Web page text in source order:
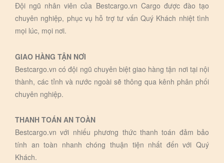
Đội ngũ nhân viên của Bestcargo.vn Cargo được đào tạo
chuyên nghiệp, phục vụ hỗ trợ tư vấn Quý Khách nhiệt tình
mọi lúc, mọi nơi.
GIAO HÀNG TẬN NƠI
Bestcargo.vn có đội ngũ chuyên biệt giao hàng tận nơi tại nội
thành, các tỉnh và nước ngoài sẽ thông qua kênh phân phối
chuyên nghiệp.
THANH TOÁN AN TOÀN
Bestcargo.vn với nhiếu phương thức thanh toán đảm bảo
tính an toàn nhanh chóng thuận tiện nhất đến với Quý
Khách.